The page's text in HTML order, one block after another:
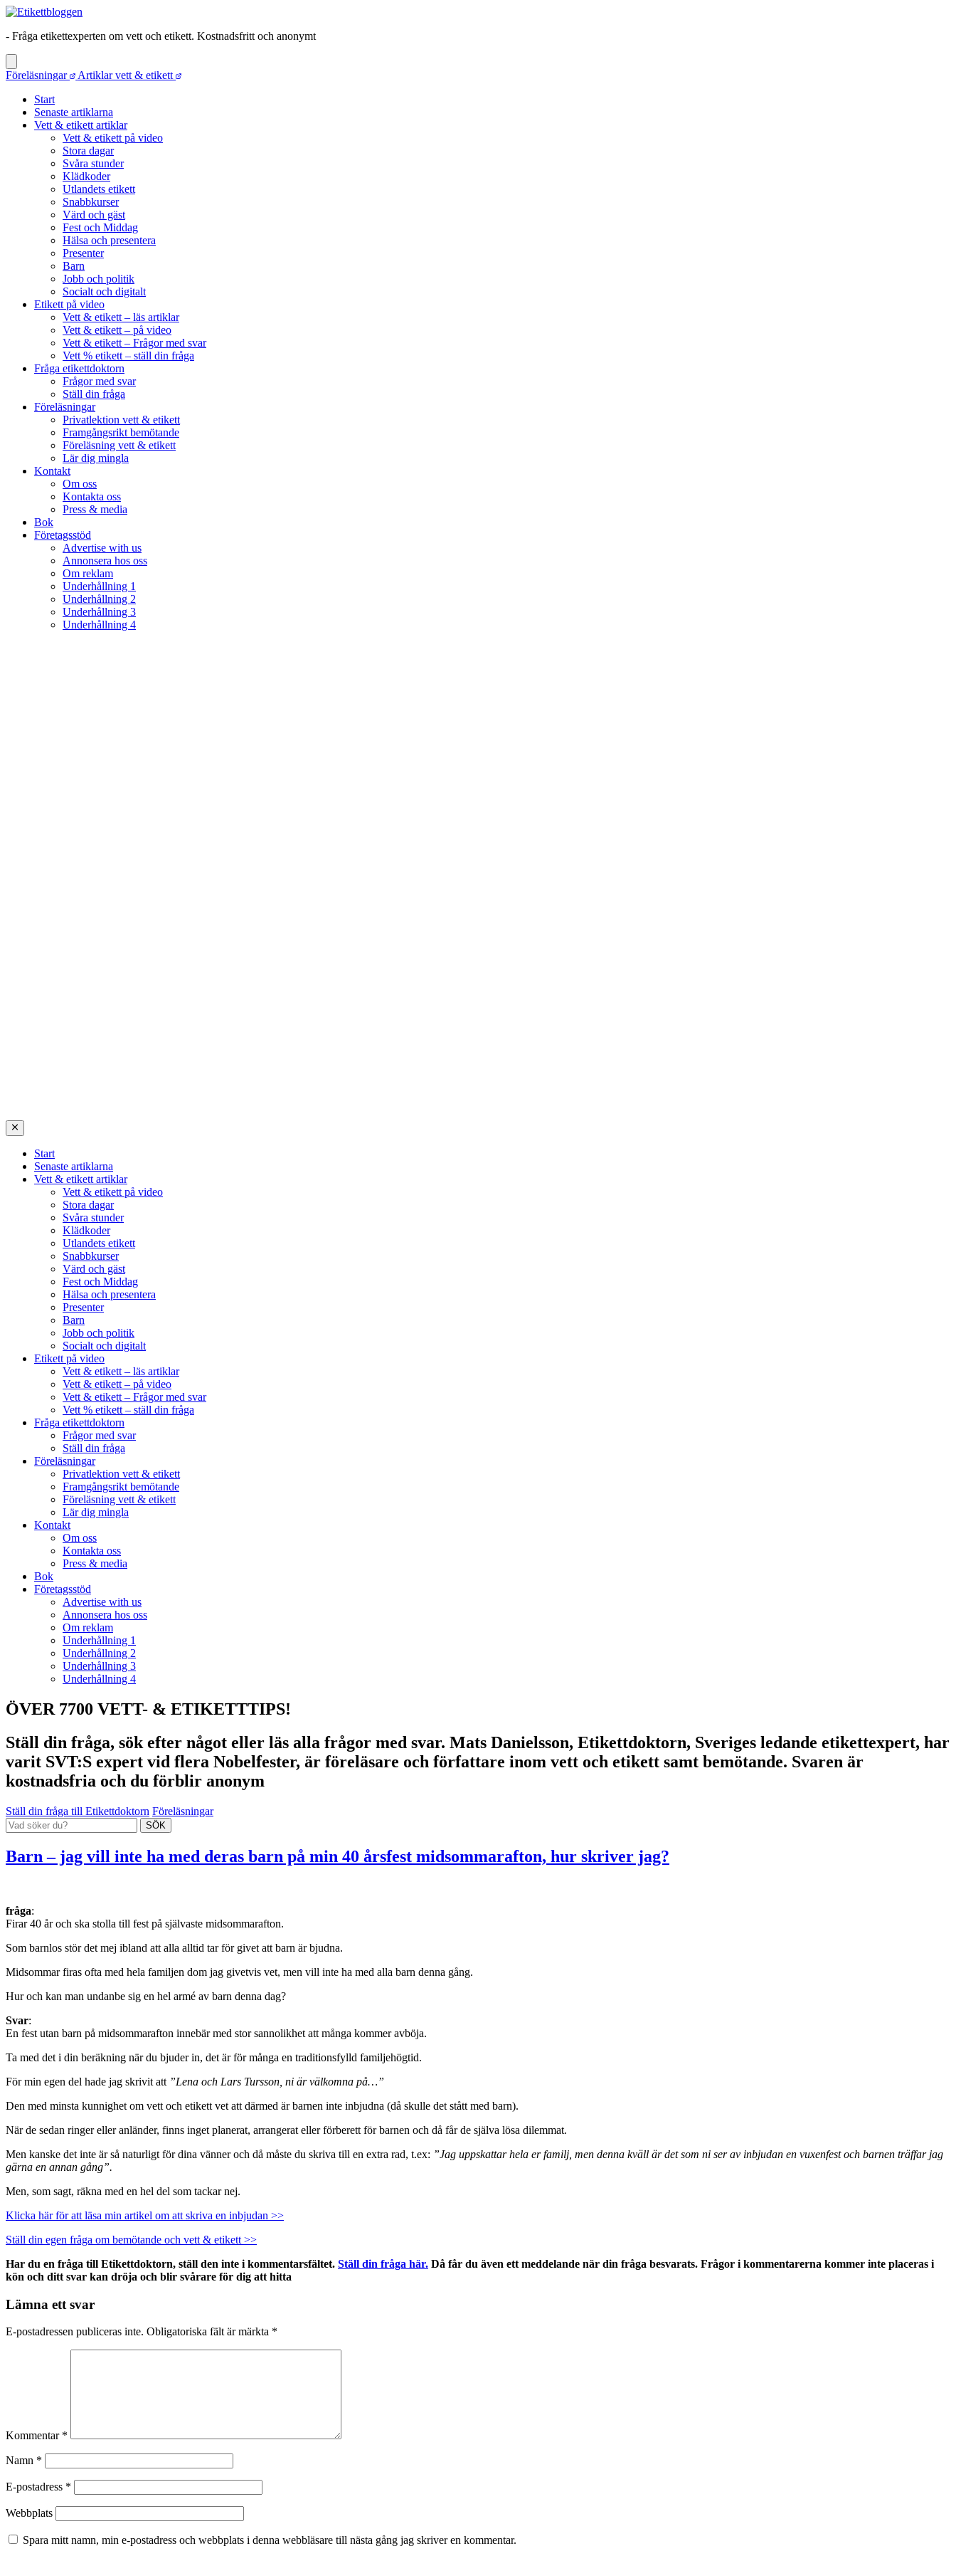
- Fråga etikettexperten om vett och etikett. Kostnadsfritt och anonymt
Föreläsningar
Artiklar vett & etikett
Start
Senaste artiklarna
Vett & etikett artiklar
Vett & etikett på video
Stora dagar
Svåra stunder
Klädkoder
Utlandets etikett
Snabbkurser
Värd och gäst
Fest och Middag
Hälsa och presentera
Presenter
Barn
Jobb och politik
Socialt och digitalt
Etikett på video
Vett & etikett – läs artiklar
Vett & etikett – på video
Vett & etikett – Frågor med svar
Vett % etikett – ställ din fråga
Fråga etikettdoktorn
Frågor med svar
Ställ din fråga
Föreläsningar
Privatlektion vett & etikett
Framgångsrikt bemötande
Föreläsning vett & etikett
Lär dig mingla
Kontakt
Om oss
Kontakta oss
Press & media
Bok
Företagsstöd
Advertise with us
Annonsera hos oss
Om reklam
Underhållning 1
Underhållning 2
Underhållning 3
Underhållning 4
Start
Senaste artiklarna
Vett & etikett artiklar
Vett & etikett på video
Stora dagar
Svåra stunder
Klädkoder
Utlandets etikett
Snabbkurser
Värd och gäst
Fest och Middag
Hälsa och presentera
Presenter
Barn
Jobb och politik
Socialt och digitalt
Etikett på video
Vett & etikett – läs artiklar
Vett & etikett – på video
Vett & etikett – Frågor med svar
Vett % etikett – ställ din fråga
Fråga etikettdoktorn
Frågor med svar
Ställ din fråga
Föreläsningar
Privatlektion vett & etikett
Framgångsrikt bemötande
Föreläsning vett & etikett
Lär dig mingla
Kontakt
Om oss
Kontakta oss
Press & media
Bok
Företagsstöd
Advertise with us
Annonsera hos oss
Om reklam
Underhållning 1
Underhållning 2
Underhållning 3
Underhållning 4
ÖVER 7700 VETT- & ETIKETTTIPS!
Ställ din fråga, sök efter något eller läs alla frågor med svar. Mats Danielsson, Etikettdoktorn, Sveriges ledande etikettexpert, har
varit SVT:S expert vid flera Nobelfester, är föreläsare och författare inom vett och etikett samt bemötande. Svaren är
kostnadsfria och du förblir anonym
Ställ din fråga till Etikettdoktorn Föreläsningar
Barn – jag vill inte ha med deras barn på min 40 årsfest midsommarafton, hur skriver jag?
fråga:
Firar 40 år och ska stolla till fest på självaste midsommarafton.
Som barnlos stör det mej ibland att alla alltid tar för givet att barn är bjudna.
Midsommar firas ofta med hela familjen dom jag givetvis vet, men vill inte ha med alla barn denna gång.
Hur och kan man undanbe sig en hel armé av barn denna dag?
Svar:
En fest utan barn på midsommarafton innebär med stor sannolikhet att många kommer avböja.
Ta med det i din beräkning när du bjuder in, det är för många en traditionsfylld familjehögtid.
För min egen del hade jag skrivit att ”Lena och Lars Tursson, ni är välkomna på…”
Den med minsta kunnighet om vett och etikett vet att därmed är barnen inte inbjudna (då skulle det stått med barn).
När de sedan ringer eller anländer, finns inget planerat, arrangerat eller förberett för barnen och då får de själva lösa dilemmat.
Men kanske det inte är så naturligt för dina vänner och då måste du skriva till en extra rad, t.ex: ”Jag uppskattar hela er familj, men denna kväll är det som ni ser av inbjudan en vuxenfest och barnen träffar jag
gärna en annan gång”.
Men, som sagt, räkna med en hel del som tackar nej.
Klicka här för att läsa min artikel om att skriva en inbjudan >>
Ställ din egen fråga om bemötande och vett & etikett >>
Har du en fråga till Etikettdoktorn, ställ den inte i kommentarsfältet. Ställ din fråga här. Då får du även ett meddelande när din fråga besvarats. Frågor i kommentarerna kommer inte placeras i
kön och ditt svar kan dröja och blir svårare för dig att hitta
Lämna ett svar
E-postadressen publiceras inte. Obligatoriska fält är märkta *
Kommentar *
Namn *
E-postadress *
Webbplats
Spara mitt namn, min e-postadress och webbplats i denna webbläsare till nästa gång jag skriver en kommentar.